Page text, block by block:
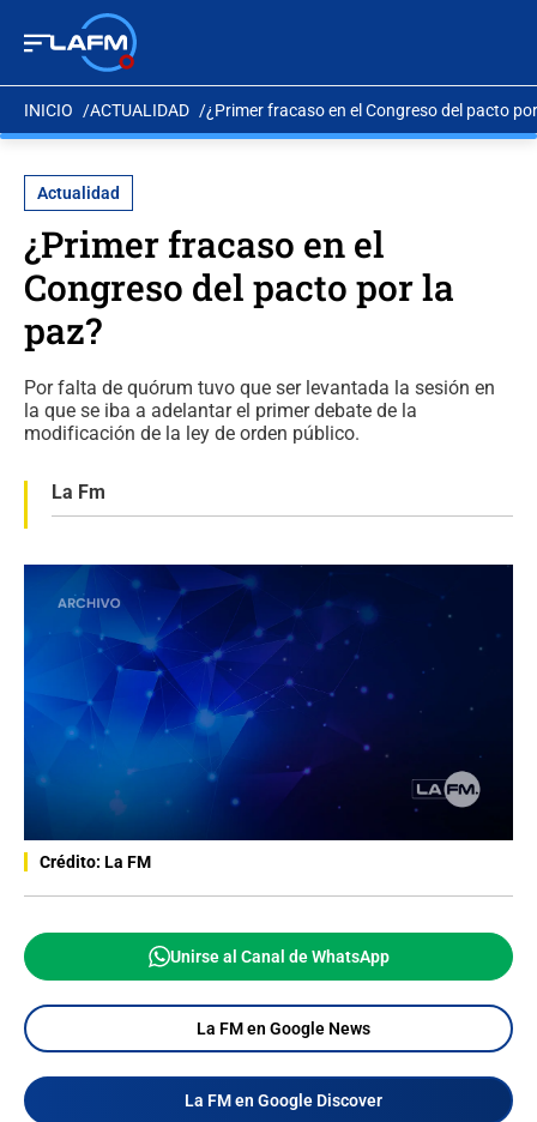
INICIO ACTUALIDAD ¿Primer fracaso en el Congreso del pacto
Actualidad
¿Primer fracaso en el
Congreso del pacto por la
paz?
Por falta de quórum tuvo que ser levantada la sesión en
la que se iba a adelantar el primer debate de la
modificación de la ley de orden público.
La Fm
Crédito: La FM
Unirse al Canal de WhatsApp
La FM en Google News
La FM en Google Discover